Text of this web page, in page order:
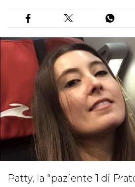
Patty, la “paziente 1 di